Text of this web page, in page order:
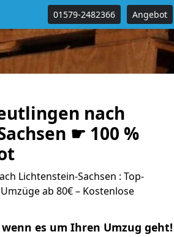
01579-2482366 Angebot
nach
☛ 100 %
Lichtenstein-Sachsen : Top-
ab 80€ – Kostenlose
es um Ihren Umzug geht!